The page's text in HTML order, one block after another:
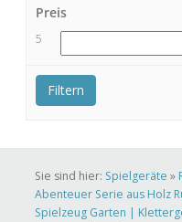
Preis
5
Filtern
Sie sind hier: Spielgeräte »
Abenteuer Serie aus Holz
Spielzeug Garten |